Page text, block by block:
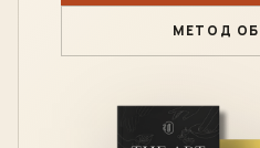
reference book for
understand Thai
professional care